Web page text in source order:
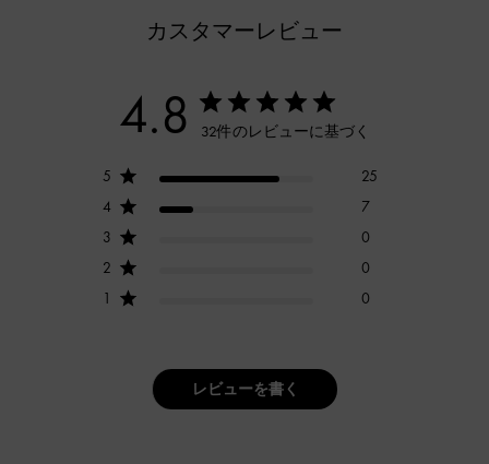
カスタマーレビュー
4.8 32件のレビューに基づく
5
25
4
7
3
0
2
0
1
0
レビューを書く